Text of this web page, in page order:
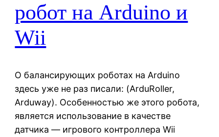
робот на Arduino и
Wii
О балансирующих роботах на Arduino
здесь уже не раз писали: (ArduRoller,
Arduway). Особенностью же этого робота,
является использование в качестве
датчика — игрового контроллера Wii